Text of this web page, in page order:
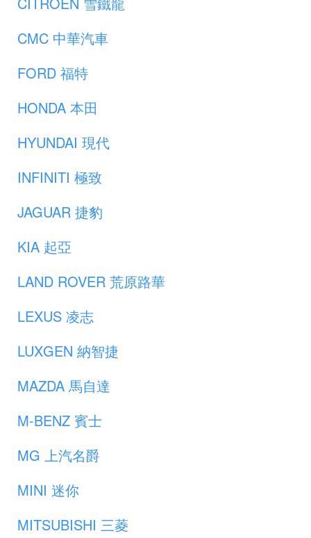
CMC 中華汽車
FORD 福特
HONDA 本田
HYUNDAI 現代
INFINITI 極致
JAGUAR 捷豹
KIA 起亞
LAND ROVER 荒原路華
LEXUS 凌志
LUXGEN 納智捷
MAZDA 馬自達
M-BENZ 賓士
MG 上汽名爵
MINI 迷你
MITSUBISHI 三菱